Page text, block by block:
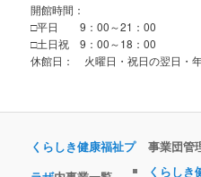
開館時間：
□平日 9：00～21：00
□土日祝 9：00～18：00
休館日： 火曜日・祝日の翌日・
くらしき健康福祉プ
事業団管
くらしき